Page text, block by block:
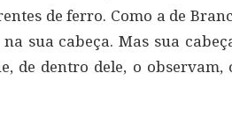
de ferro. Como a de
sua cabeça. Mas sua
de dentro dele, o